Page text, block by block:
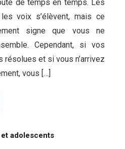
de temps en temps. Les
voix s’élèvent, mais ce
signe que vous ne
Cependant, si vos
résolues et si vous n’arrivez
vous […]
adolescents